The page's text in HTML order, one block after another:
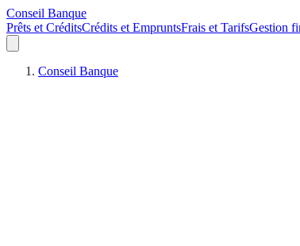
Conseil Banque
Prêts et CréditsCrédits et EmpruntsFrais et TarifsGestion
Conseil Banque